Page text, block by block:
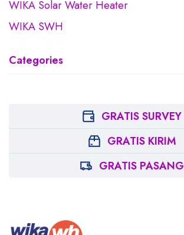
WIKA Solar Water Heater
WIKA SWH
Categories
GRATIS SURVEY
GRATIS KIRIM
GRATIS PASANG